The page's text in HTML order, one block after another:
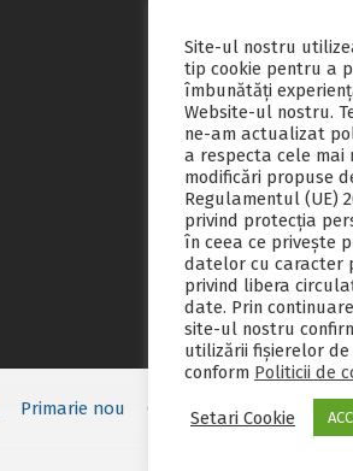
Primarie nou Consiliul local Servicii
Site-ul nostru
tip cookie pentru a
îmbunătăți
Website-ul nostru.
ne-am actualizat
a respecta cele mai
modificări propuse
Regulamentul (UE)
privind protecția
în ceea ce privește
datelor cu caracter
privind libera
date. Prin
site-ul nostru
utilizării fişierelor de
conform Politicii de
Setari Cookie